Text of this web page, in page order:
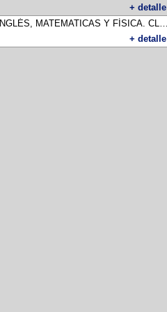
+ detalle
INGLÉS, MATEMATICAS Y FÍSICA. CLASES DE APOYO, AYUDA CON LAS TAREAS, PREPARACIÓN PARA LAS PRUEBAS, EXÁMENES. CLASES PERSONALIZADAS. EXPERIENCIA. COMUNICATE AL 3834575827 (LLAMADAS O WHATSAPP)
+ detalle